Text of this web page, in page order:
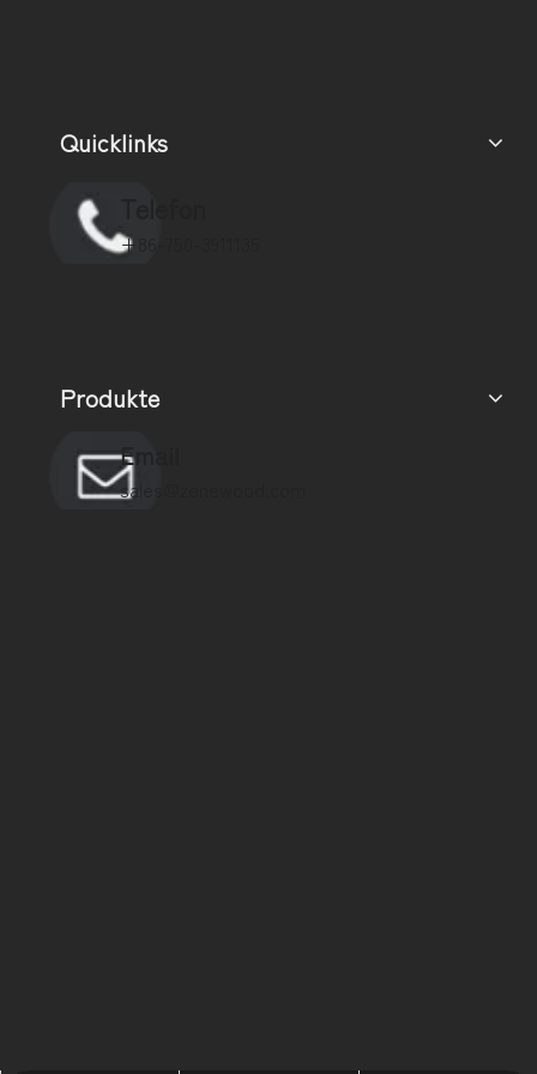
Quicklinks
+86-750-3911135
Produkte
Email
sales@zenewood.com